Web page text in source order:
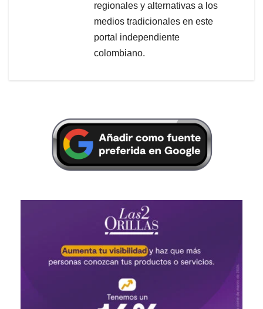
regionales y alternativas a los
medios tradicionales en este
portal independiente
colombiano.